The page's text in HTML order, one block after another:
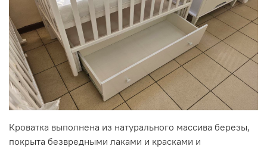
Кроватка выполнена из натурального массива березы,
покрыта безвредными лаками и красками и